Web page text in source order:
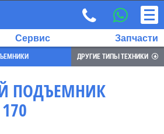
Сервис Запчасти
ДРУГИЕ ТИПЫ ТЕХНИКИ
ПОДЪЕМНИК